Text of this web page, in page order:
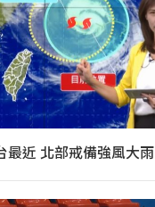
最近 北部戒備強風大雨